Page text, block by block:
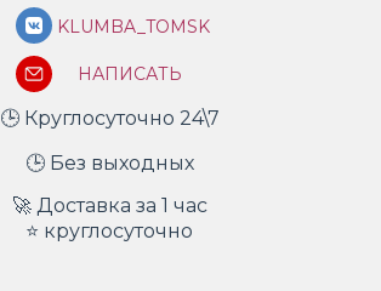
KLUMBA_TOMSK
НАПИСАТЬ
🕒 Круглосуточно 24\7
🕒 Без выходных
🚀 Доставка за 1 час
⭐ круглосуточно